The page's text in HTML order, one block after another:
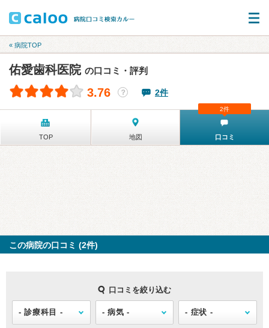
« 病院TOP
佑愛歯科医院 の口コミ・評判
3.76 ？ 2件
TOP 地図 口コミ
2件
この病院の口コミ (2件)
口コミを絞り込む